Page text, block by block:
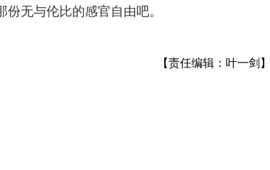
无与伦比的感官自由吧。
【责任编辑：叶一剑】